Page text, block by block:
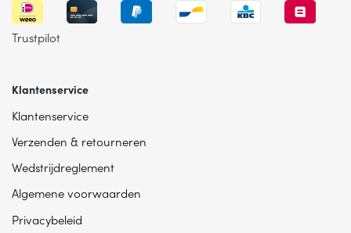
Trustpilot
Klantenservice
Klantenservice
Verzenden & retourneren
Wedstrijdreglement
Algemene voorwaarden
Privacybeleid